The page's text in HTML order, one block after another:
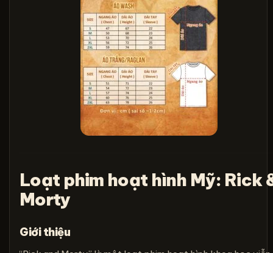
Loạt phim hoạt hình Mỹ: Rick
Morty
Giới thiệu